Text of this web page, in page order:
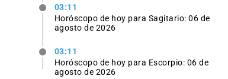
03:11
Horóscopo de hoy para Sagitario: 06 de
agosto de 2026
03:11
Horóscopo de hoy para Escorpio: 06 de
agosto de 2026